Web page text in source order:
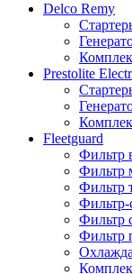
Delco Remy
Prestolite
Fleetguard
Фильтр
Фильтр
Фильтр
Фильтр-
Фильтр
Фильтр